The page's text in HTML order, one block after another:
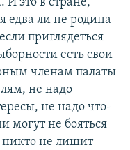
едва ли не родина
приглядеться
есть свои
членам палаты
не надо
не надо что-
могут не бояться
никто не лишит